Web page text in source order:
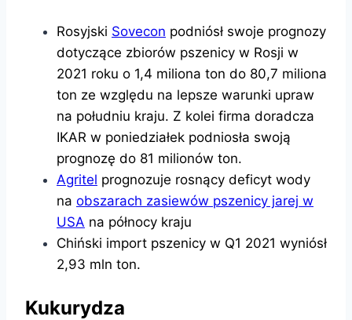
Rosyjski Sovecon podniósł swoje prognozy
dotyczące zbiorów pszenicy w Rosji w
2021 roku o 1,4 miliona ton do 80,7 miliona
ton ze względu na lepsze warunki upraw
na południu kraju. Z kolei firma doradcza
IKAR w poniedziałek podniosła swoją
prognozę do 81 milionów ton.
Agritel prognozuje rosnący deficyt wody
na obszarach zasiewów pszenicy jarej w
USA na północy kraju
Chiński import pszenicy w Q1 2021 wyniósł
2,93 mln ton.
Kukurydza